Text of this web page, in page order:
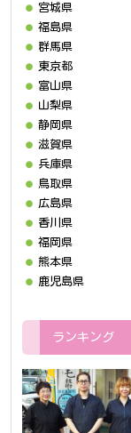
宮城県
福島県
群馬県
東京都
富山県
山梨県
静岡県
滋賀県
兵庫県
鳥取県
広島県
香川県
福岡県
熊本県
鹿児島県
ランキング